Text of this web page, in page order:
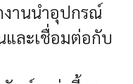
านนำอุปกรณ์
และเชื่อมต่อกับ